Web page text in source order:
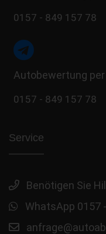
0157 - 849 157 78
Autobewertung
0157 - 849 157 78
Service
Benötigen Sie
WhatsApp 0157